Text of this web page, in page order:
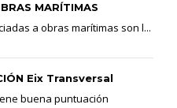
MARÍTIMAS
a obras marítimas son l...
Eix Transversal
buena puntuación